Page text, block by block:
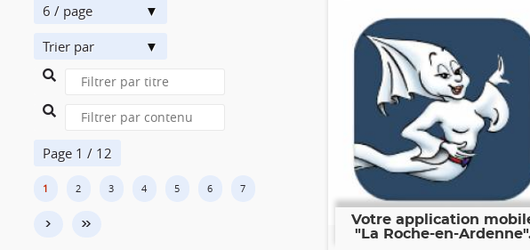
6 / page
Trier par
Page 1 / 12
1 2 3 4 5 6 7
› »
Votre application
"La Roche-en-